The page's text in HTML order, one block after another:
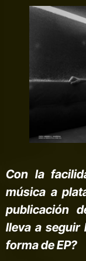
Con la
música a
publicación
lleva a seguir
forma de EP?